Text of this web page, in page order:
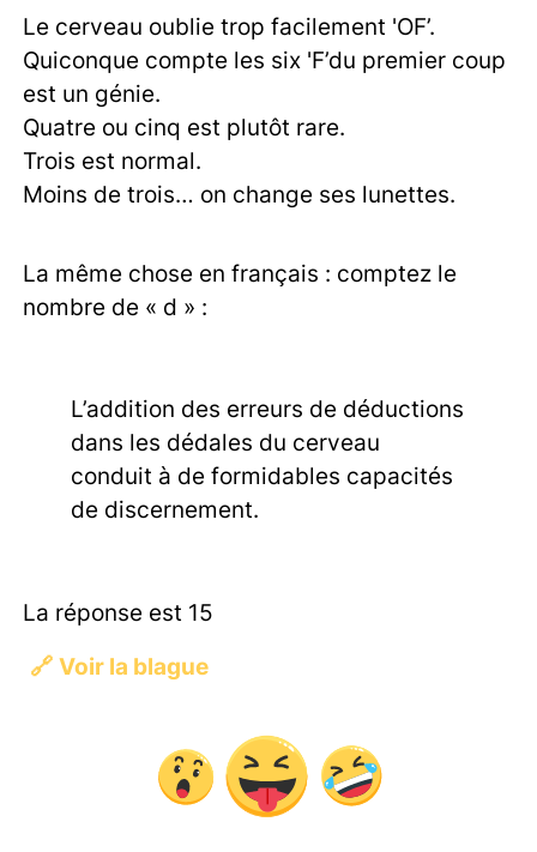
Le cerveau oublie trop facilement 'OF’.
Quiconque compte les six 'F’du premier coup
est un génie.
Quatre ou cinq est plutôt rare.
Trois est normal.
Moins de trois… on change ses lunettes.
La même chose en français : comptez le
nombre de « d » :
L’addition des erreurs de déductions
dans les dédales du cerveau
conduit à de formidables capacités
de discernement.
La réponse est 15
🔗 Voir la blague